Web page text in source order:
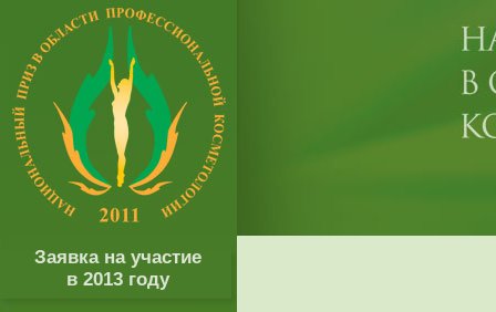
Заявка на участие
в 2013 году